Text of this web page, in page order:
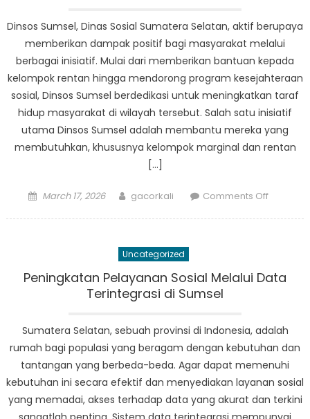
Daerah
Dinsos Sumsel, Dinas Sosial Sumatera Selatan, aktif berupaya
memberikan dampak positif bagi masyarakat melalui
berbagai inisiatif. Mulai dari memberikan bantuan kepada
kelompok rentan hingga mendorong program kesejahteraan
sosial, Dinsos Sumsel berdedikasi untuk meningkatkan taraf
hidup masyarakat di wilayah tersebut. Salah satu inisiatif
utama Dinsos Sumsel adalah membantu mereka yang
membutuhkan, khususnya kelompok marginal dan rentan
[…]
Posted
March 17, 2026 Author
gacorkali Comments Offon
Dampak
Uncategorized
Peningkatan Pelayanan Sosial Melalui Data
Terintegrasi di Sumsel
Sumatera Selatan, sebuah provinsi di Indonesia, adalah
rumah bagi populasi yang beragam dengan kebutuhan dan
tantangan yang berbeda-beda. Agar dapat memenuhi
kebutuhan ini secara efektif dan menyediakan layanan sosial
yang memadai, akses terhadap data yang akurat dan terkini